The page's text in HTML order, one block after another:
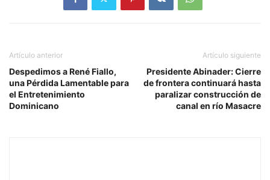
Artículo anterior
Despedimos a René Fiallo,
una Pérdida Lamentable para
el Entretenimiento
Dominicano
Artículo siguiente
Presidente Abinader: Cierre
de frontera continuará hasta
paralizar construcción de
canal en río Masacre